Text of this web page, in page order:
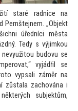
staré radnice na
Pernštejnem. „Objekt
úředníci města
Tedy s výjimkou
tou budovu se
vyjádřil se
to vypsali záměr na
zůstala zachována i
subjektům,